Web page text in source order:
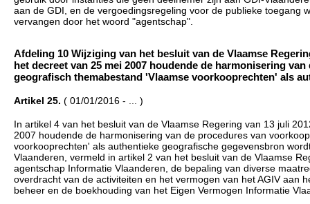
aan de GDI, en de vergoedingsregeling voor de publieke toegang
vervangen door het woord "agentschap".
Afdeling 10 Wijziging van het besluit van de Vlaamse
het decreet van 25 mei 2007 houdende de harmonisering
geografisch themabestand 'Vlaamse voorkooprechten' als
Artikel 25. ( 01/01/2016 - ... )
In artikel 4 van het besluit van de Vlaamse Regering van 13 juli
2007 houdende de harmonisering van de procedures van
voorkooprechten' als authentieke geografische gegevensbron
Vlaanderen, vermeld in artikel 2 van het besluit van de Vlaamse
agentschap Informatie Vlaanderen, de bepaling van diverse
overdracht van de activiteiten en het vermogen van het AGIV aan
beheer en de boekhouding van het Eigen Vermogen Informatie